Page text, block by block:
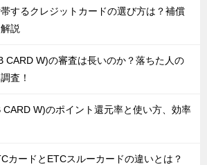
するクレジットカードの選び方は？補償
説
CARD W)の審査は長いのか？落ちた人の
査！
CARD W)のポイント還元率と使い方、効率
カードとETCスルーカードの違いとは？